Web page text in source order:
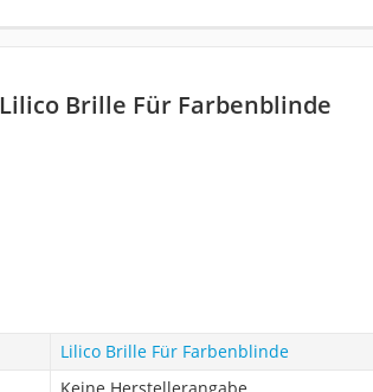
Lilico Brille Für Farbenblinde
Lilico Brille Für Farbenblinde